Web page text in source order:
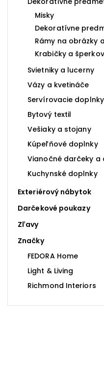
Misky
Dekoratívne
Rámy na obrázky
Krabičky a
Svietniky a lucerny
Vázy a kvetináče
Servírovacie doplnky
Bytový textil
Vešiaky a stojany
Kúpeľňové doplnky
Vianočné darčeky a
Kuchynské doplnky
Exteriérový nábytok
Darčekové poukazy
Zľavy
Značky
FEDORA Home
Light & Living
Richmond Interiors